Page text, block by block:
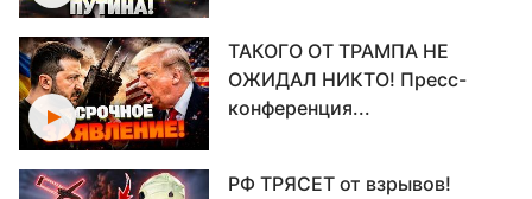
ТАКОГО ОТ ТРАМПА НЕ
ОЖИДАЛ НИКТО! Пресс-
конференция...
РФ ТРЯСЕТ от взрывов!